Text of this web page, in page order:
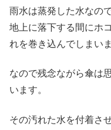
雨水は蒸発した水なの
地上に落下する間にホ
れを巻き込んでしまいま
なので残念ながら傘は
います。
その汚れた水を付着さ